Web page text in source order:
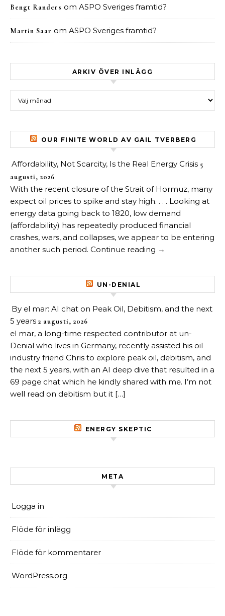
Bengt Randers om ASPO Sveriges framtid?
Martin Saar om ASPO Sveriges framtid?
ARKIV ÖVER INLÄGG
OUR FINITE WORLD AV GAIL TVERBERG
Affordability, Not Scarcity, Is the Real Energy Crisis 5
augusti, 2026
With the recent closure of the Strait of Hormuz, many
expect oil prices to spike and stay high. . . . Looking at
energy data going back to 1820, low demand
(affordability) has repeatedly produced financial
crashes, wars, and collapses, we appear to be entering
another such period. Continue reading →
UN-DENIAL
By el mar: AI chat on Peak Oil, Debitism, and the next
5 years 2 augusti, 2026
el mar, a long-time respected contributor at un-
Denial who lives in Germany, recently assisted his oil
industry friend Chris to explore peak oil, debitism, and
the next 5 years, with an AI deep dive that resulted in a
69 page chat which he kindly shared with me. I’m not
well read on debitism but it […]
ENERGY SKEPTIC
META
Logga in
Flöde för inlägg
Flöde för kommentarer
WordPress.org